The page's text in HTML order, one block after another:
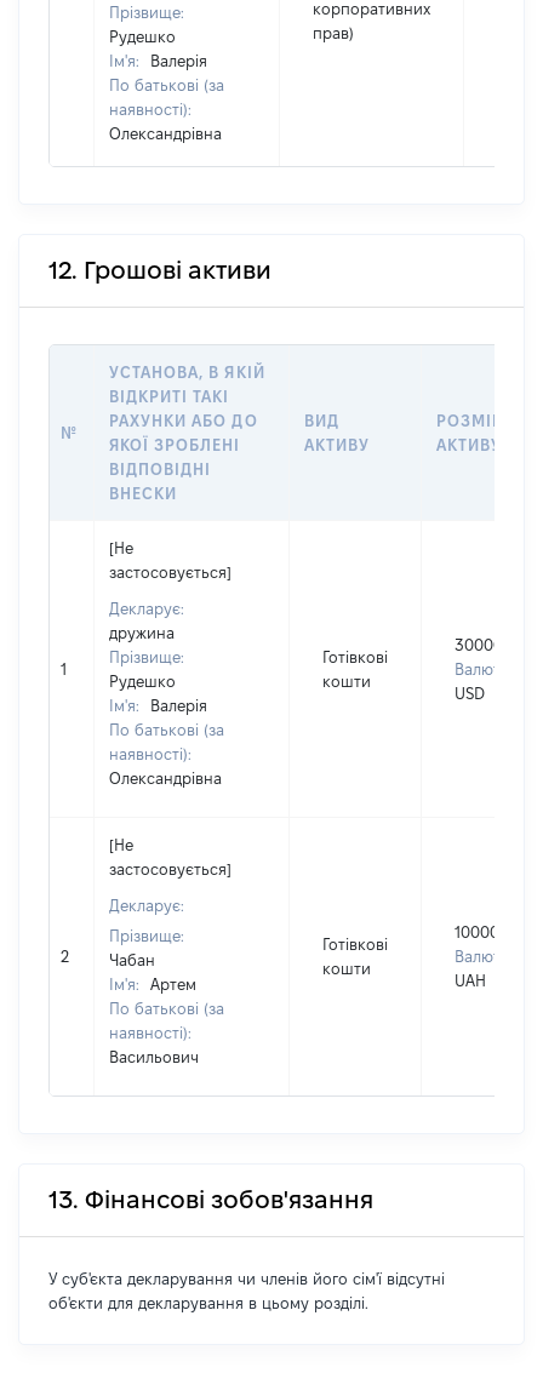
Прізвище:
Рудешко
Ім'я:
Валерія
По батькові (за
наявності):
Олександрівна
корпоративних
прав)
12. Грошові активи
№
УСТАНОВА, В ЯКІЙ
ВІДКРИТІ ТАКІ
РАХУНКИ АБО ДО
ЯКОЇ ЗРОБЛЕНІ
ВІДПОВІДНІ
ВНЕСКИ
ВИД
АКТИВУ
РОЗМІР
АКТИВУ
1
[Не
застосовується]
Декларує:
дружина
Прізвище:
Рудешко
Ім'я:
Валерія
По батькові (за
наявності):
Олександрівна
Готівкові
кошти
30000
Валюта:
USD
2
[Не
застосовується]
Декларує:
Прізвище:
Чабан
Ім'я:
Артем
По батькові (за
наявності):
Васильович
Готівкові
кошти
100000
Валюта:
UAH
13. Фінансові зобов'язання
У суб'єкта декларування чи членів його сім'ї відсутні
об'єкти для декларування в цьому розділі.